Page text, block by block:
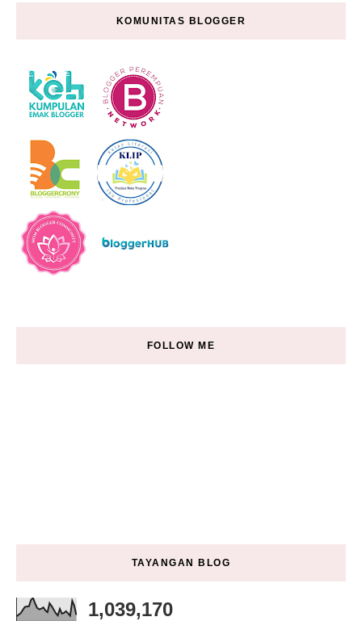
KOMUNITAS BLOGGER
FOLLOW ME
TAYANGAN BLOG
1,039,170